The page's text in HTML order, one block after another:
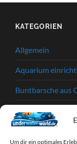
Um dir ein optimales
KATEGORIEN
Allgemein
Aquarium
Buntbarsche aus
Einkaufstipps